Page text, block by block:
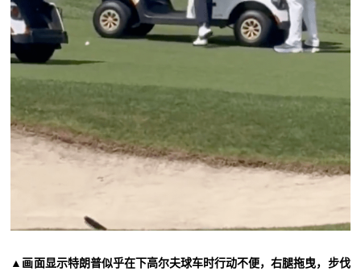
▲ 画面显示特朗普似乎在下高尔夫球车时行动不便，右腿拖曳，步伐